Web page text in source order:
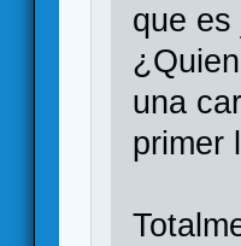
que
una